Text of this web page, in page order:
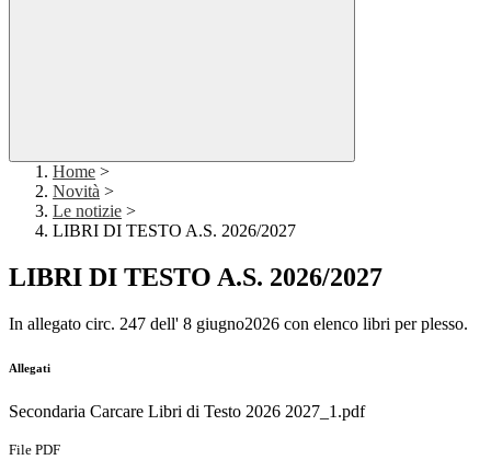
Home >
Novità >
Le notizie >
LIBRI DI TESTO A.S. 2026/2027
LIBRI DI TESTO A.S. 2026/2027
In allegato circ. 247 dell' 8 giugno2026 con elenco libri per plesso.
Allegati
Secondaria Carcare Libri di Testo 2026 2027_1.pdf
File PDF